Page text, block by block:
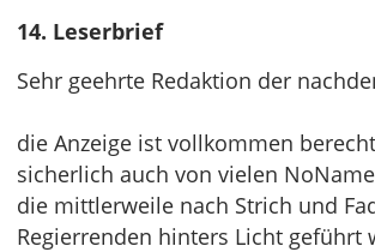
14. Leserbrief
Sehr geehrte Redaktion der
die Anzeige ist vollkommen
sicherlich auch von vielen
die mittlerweile nach Strich und
Regierrenden hinters Licht geführt